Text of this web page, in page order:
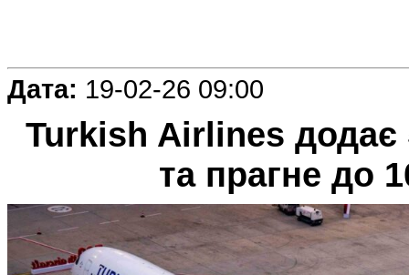
Дата: 19-02-26 09:00
Turkish Airlines додає
та прагне до